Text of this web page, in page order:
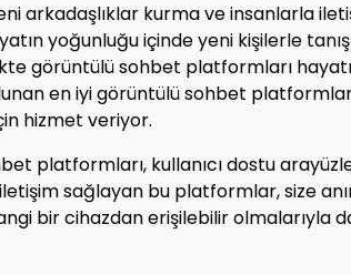
arkadaşlıklar kurma ve insanlarla
yoğunluğu içinde yeni kişilerle
görüntülü sohbet platformları
en iyi görüntülü sohbet
hizmet veriyor.
platformları, kullanıcı dostu
sağlayan bu platformlar, size
bir cihazdan erişilebilir olmalarıyla